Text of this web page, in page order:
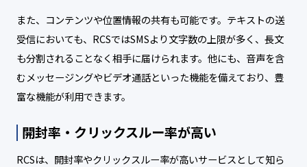
また、コンテンツや位置情報の共有も可能です。テキストの送
受信においても、RCSではSMSより文字数の上限が多く、長文
も分割されることなく相手に届けられます。他にも、音声を含
むメッセージングやビデオ通話といった機能を備えており、豊
富な機能が利用できます。
開封率・クリックスルー率が高い
RCSは、開封率やクリックスルー率が高いサービスとして知ら